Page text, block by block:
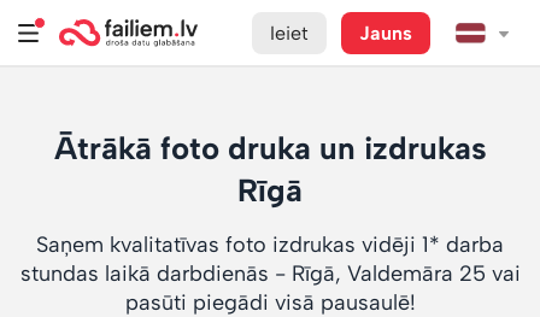
Ieiet Jauns
Ātrākā foto druka un izdrukas
Rīgā
Saņem kvalitatīvas foto izdrukas vidēji 1* darba
stundas laikā darbdienās - Rīgā, Valdemāra 25 vai
pasūti piegādi visā pausaulē!